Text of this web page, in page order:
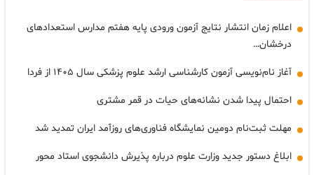
اعلام زمان انتشار نتایج آزمون ورودی پایه هفتم مدارس استعدادهای
درخشان…
آغاز نام‌نویسی آزمون کارشناسی ارشد علوم پزشکی سال ۱۴۰۵ از فردا
احتمال پیدا شدن نشانه‌های حیات در قمر مشتری
مهلت ثبت‌نام دومین نمایشگاه فناوری‌های روزآمد ایران تمدید شد
ابلاغ دستور جدید وزارت علوم درباره پذیرش دانشجوی استاد محور